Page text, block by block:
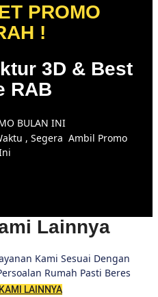
PROMO
!
3D & Best
RAB
BULAN INI
, Segera Ambil Promo
Lainnya
Kami Sesuai Dengan
Rumah Pasti Beres
LAINNYA